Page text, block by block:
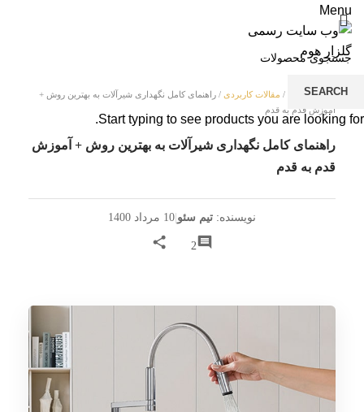
Menu
خانه / مقالات / مقالات کاربردی / راهنمای کامل نگهداری شیرآلات به بهترین روش +
آموزش قدم به قدم
راهنمای کامل نگهداری شیرآلات به بهترین روش + آموزش
قدم به قدم
نویسنده: تیم سئو 10 مرداد 1400
2
SEARCH
Start typing to see products you are looking for.